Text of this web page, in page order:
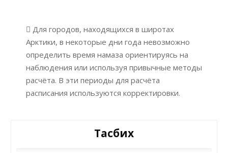
Для городов, находящихся в широтах
Арктики, в некоторые дни года невозможно
определить время намаза ориентируясь на
наблюдения или используя привычные методы
расчёта. В эти периоды для расчёта
расписания используются корректировки.
Тасбих